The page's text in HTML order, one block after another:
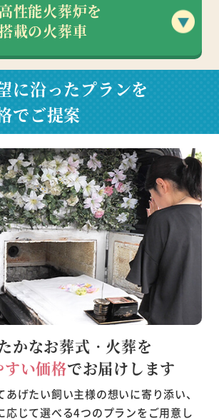
高性能火葬炉を
載の火葬車
に沿ったプランを
でご提案
かなお葬式・火葬を
い価格でお届けします
げたい飼い主様の想いに寄り添い、
応じて選べる4つのプランをご用意し